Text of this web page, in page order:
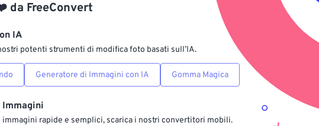
Salva come predefinito
da FreeConvert
IA
potenti strumenti di modifica foto basati sull’IA.
Generatore di Immagini con IA Gomma Magica
immagini rapide e semplici, scarica i nostri convertitori mobili.